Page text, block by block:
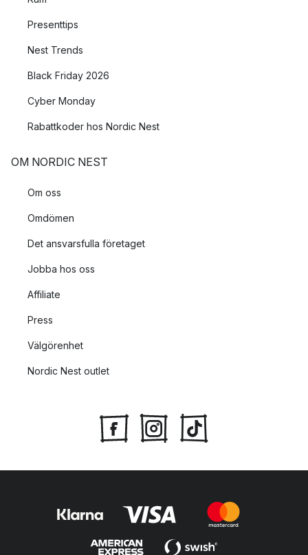
Presenttips
Nest Trends
Black Friday 2026
Cyber Monday
Rabattkoder hos Nordic Nest
OM NORDIC NEST
Om oss
Omdömen
Det ansvarsfulla företaget
Jobba hos oss
Affiliate
Press
Välgörenhet
Nordic Nest outlet